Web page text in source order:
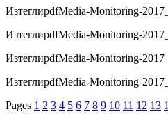
ИзтеглиpdfMedia-Monitoring-
ИзтеглиpdfMedia-Monitoring-
ИзтеглиpdfMedia-Monitoring-
ИзтеглиpdfMedia-Monitoring-
Pages 1 2 3 4 5 6 7 8 9 10 11 12 13